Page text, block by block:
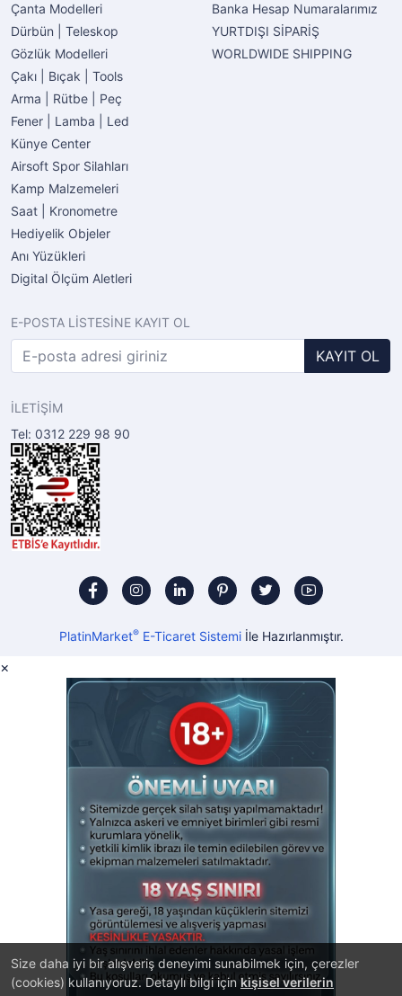
Size daha iyi bir alışveriş deneyimi sunabilmek için, çerezler
(cookies) kullanıyoruz. Detaylı bilgi için kişisel verilerin
Çanta Modelleri
Dürbün | Teleskop
Gözlük Modelleri
Çakı | Bıçak | Tools
Arma | Rütbe | Peç
Fener | Lamba | Led
Künye Center
Airsoft Spor Silahları
Kamp Malzemeleri
Saat | Kronometre
Hediyelik Objeler
Anı Yüzükleri
Digital Ölçüm Aletleri
Banka Hesap Numaralarımız
YURTDIŞI SİPARİŞ
WORLDWIDE SHIPPING
E-POSTA LİSTESİNE KAYIT OL
KAYIT OL
İLETİŞİM
Tel: 0312 229 98 90
PlatinMarket®E-Ticaret Sistemiİle Hazırlanmıştır.
×